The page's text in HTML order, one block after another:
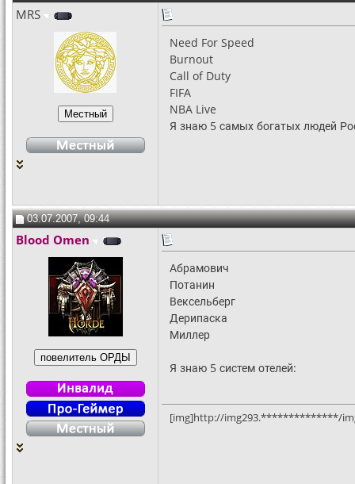
MRS
Need For Speed
Burnout
Call of Duty
FIFA
NBA Live
Я знаю 5 самых богатых людей
03.07.2007, 09:44
Blood Omen
Абрамович
Потанин
Вексельберг
Дерипаска
Миллер
Я знаю 5 систем отелей:
[img]http://img293.**************/